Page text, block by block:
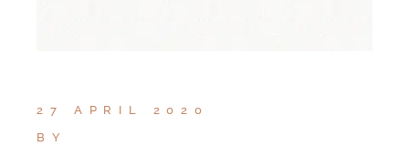
27 APRIL 2020
BY